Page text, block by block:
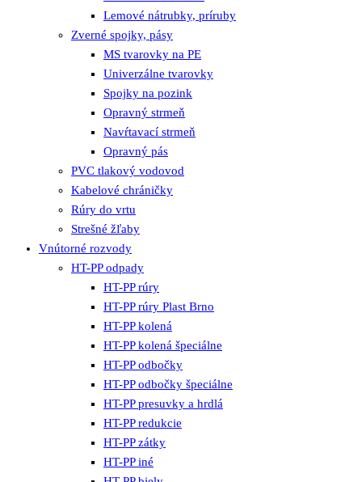
Lemové nátrubky, príruby
Zverné spojky, pásy
MS tvarovky na PE
Univerzálne tvarovky
Spojky na pozink
Opravný strmeň
Navŕtavací strmeň
Opravný pás
PVC tlakový vodovod
Kabelové chráničky
Rúry do vrtu
Strešné žľaby
Vnútorné rozvody
HT-PP odpady
HT-PP rúry
HT-PP rúry Plast Brno
HT-PP kolená
HT-PP kolená špeciálne
HT-PP odbočky
HT-PP odbočky špeciálne
HT-PP presuvky a hrdlá
HT-PP redukcie
HT-PP zátky
HT-PP iné